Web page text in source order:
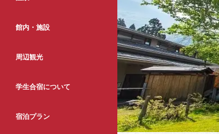
館内・施設
周辺観光
学生合宿について
宿泊プラン